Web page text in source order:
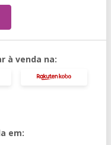
à venda na:
em: